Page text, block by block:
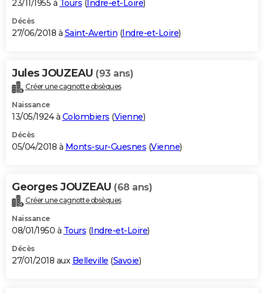
23/11/1955 à Tours ( Indre-et-Loire)
Décès
27/06/2018 à Saint-Avertin (Indre-et-Loire)
Jules JOUZEAU (93 ans)
Créer une cagnotte obsèques
Naissance
13/05/1924 à Colombiers (Vienne)
Décès
05/04/2018 à Monts-sur-Guesnes (Vienne)
Georges JOUZEAU (68 ans)
Créer une cagnotte obsèques
Naissance
08/01/1950 à Tours (Indre-et-Loire)
Décès
27/01/2018 aux Belleville (Savoie)